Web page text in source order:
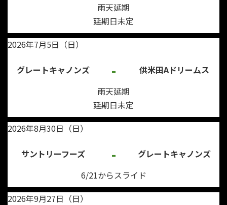
雨天延期
延期日未定
2026年7月5日（日）
グレートキャノンズ -
供米田Aドリームス
雨天延期
延期日未定
2026年8月30日（日）
サントリーフーズ -
グレートキャノンズ
6/21からスライド
2026年9月27日（日）